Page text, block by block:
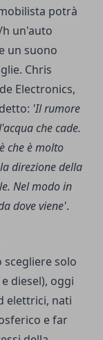
potrà
h un'auto
un suono
Chris
Electronics,
'Il rumore
che cade.
che è molto
direzione della
Nel modo in
dove viene'.
solo
diesel), oggi
elettrici, nati
e far